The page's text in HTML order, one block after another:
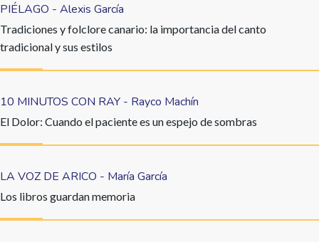
PIÉLAGO - Alexis García
Tradiciones y folclore canario: la importancia del canto
tradicional y sus estilos
10 MINUTOS CON RAY - Rayco Machín
El Dolor: Cuando el paciente es un espejo de sombras
LA VOZ DE ARICO - María García
Los libros guardan memoria